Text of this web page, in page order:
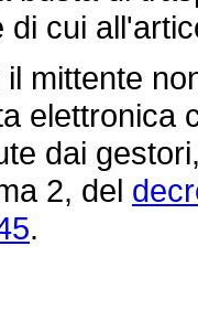
di cui
elettronica
dai
2, del
.